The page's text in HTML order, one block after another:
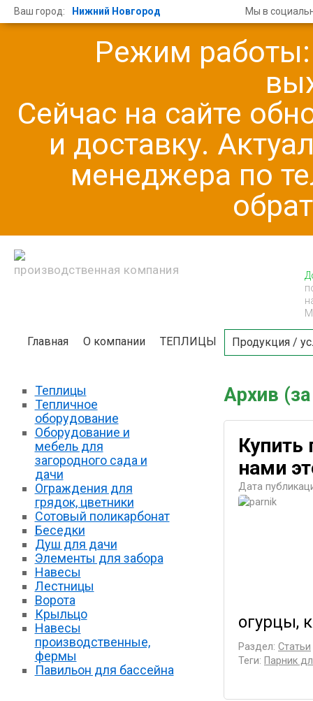
Ваш город: Нижний Новгород Мы в
Режим работы:
Сейчас на сайте
и доставку.
менеджера по
производственная компания
Главная О компании ТЕПЛИЦЫ Продукция /
Архив
нами
Дата
огурцы,
Раздел: Статьи
Теги: Парник
Теплицы
Тепличное
оборудование
Оборудование и
мебель для
загородного сада и
дачи
Ограждения для
грядок, цветники
Сотовый поликарбонат
Беседки
Душ для дачи
Элементы для забора
Навесы
Лестницы
Ворота
Крыльцо
Навесы
производственные,
фермы
Павильон для бассейна